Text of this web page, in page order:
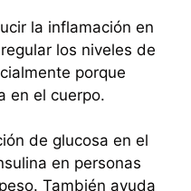
la inflamación en
los niveles de
porque
en el cuerpo.
de glucosa en el
en personas
También ayuda